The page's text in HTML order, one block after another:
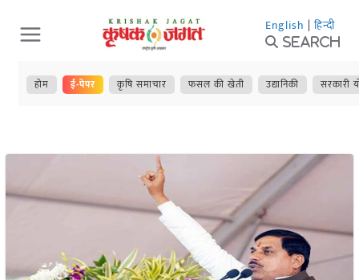
Skip
to
content
English | हिन्दी
Search
होम ई-पेपर कृषि समाचार फसल की खेती उद्यानिकी सरकारी